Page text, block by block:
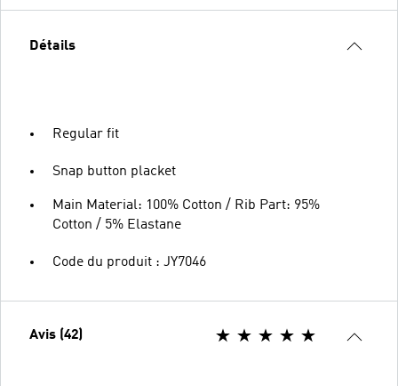
Détails
Regular fit
Snap button placket
Main Material: 100% Cotton / Rib Part: 95%
Cotton / 5% Elastane
Code du produit : JY7046
Avis (42)